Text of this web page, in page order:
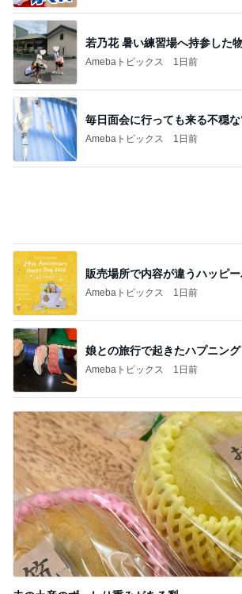
若乃花 暑い練習場へ持参した
Amebaトピックス 1日前
毎日面会に行っても来る不穏
Amebaトピックス 1日前
販売場所で内容が違うハッピ
Amebaトピックス 1日前
娘との旅行で起きたハプニング
Amebaトピックス 1日前